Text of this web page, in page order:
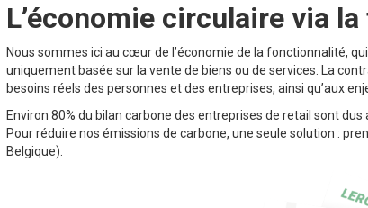
L’économie circulaire via
Nous sommes ici au cœur de l’économie de la fonctionnalité,
uniquement basée sur la vente de biens ou de services. La
besoins réels des personnes et des entreprises, ainsi qu’aux
Environ 80% du bilan carbone des entreprises de retail sont
Pour réduire nos émissions de carbone, une seule solution :
Belgique).